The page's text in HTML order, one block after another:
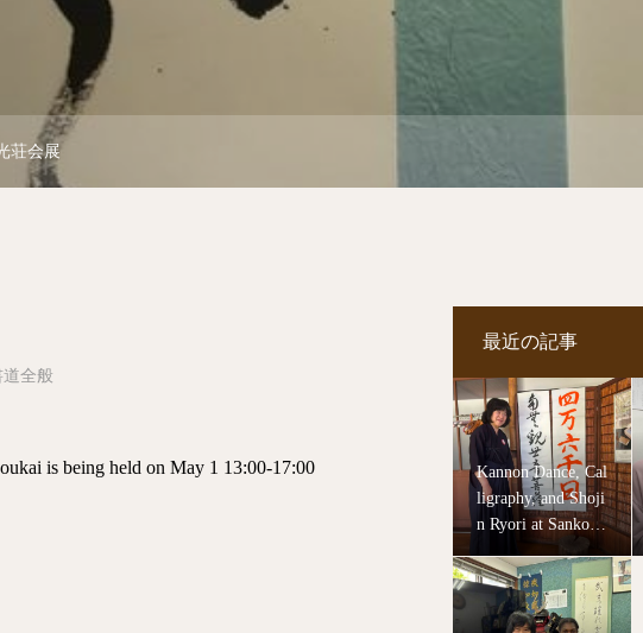
荘会展
道全般
is being held on May 1 13:00-17:00
最近の記事
Kannon Dance, Cal
ligraphy, and Shoji
n Ryori at Sankoui